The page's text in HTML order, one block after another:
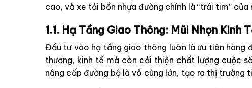
cao, và xe tải bồn nhựa đường chính là “trái tim”
1.1. Hạ Tầng Giao Thông: Mũi Nhọn Kinh
Đầu tư vào hạ tầng giao thông luôn là ưu tiên hàng
thương, kinh tế mà còn cải thiện chất lượng cuộc
nâng cấp đường bộ là vô cùng lớn, tạo ra thị trường